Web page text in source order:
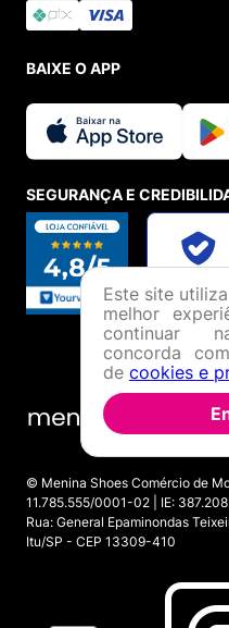
BAIXE O APP
SEGURANÇA E
© Menina Shoes Comércio de
11.785.555/0001-02 | IE:
Rua: General Epaminondas
Itu/SP - CEP 13309-410
Este site
melhor
continuar
concorda
de cookies e